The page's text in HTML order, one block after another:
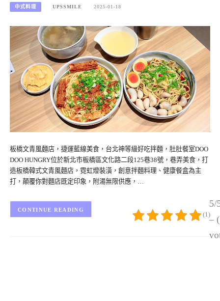
中式料理 UPSSMILE 2025-01-18
板橋文青風麵店，捷運藍線美食，台北神等級好吃拌麵，肚肚餐室DOO
DOO HUNGRY位於新北市板橋區文化路二段125巷38號，巷弄美食，打
造板橋韓式文青風麵店，霓虹燈裝潢，創意拌麵料理、健康餐盒為主
打，顛覆你對麵店既定印象，附湯無限供應，…
5/
–
(1)
CONTINUE READING